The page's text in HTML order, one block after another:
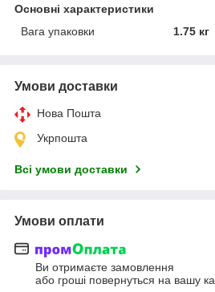
Основні характеристики
Вага упаковки
1.75 кг
Умови доставки
Нова Пошта
Укрпошта
Всі умови доставки
Умови оплати
Ви отримаєте замовлення
або гроші повернуться на вашу